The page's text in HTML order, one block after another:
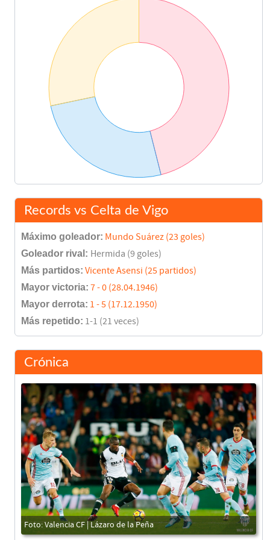
Records vs Celta de Vigo
Máximo goleador: Mundo Suárez (23 goles)
Goleador rival: Hermida (9 goles)
Más partidos: Vicente Asensi (25 partidos)
Mayor victoria: 7 - 0 (28.04.1946)
Mayor derrota: 1 - 5 (17.12.1950)
Más repetido: 1-1 (21 veces)
Crónica